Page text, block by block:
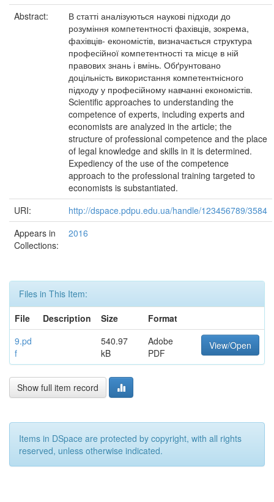
Abstract:
В статті аналізуються наукові підходи до
розуміння компетентності фахівців, зокрема,
фахівців- економістів, визначається структура
професійної компетентності та місце в ній
правових знань і вмінь. Обґрунтовано
доцільність використання компетентнісного
підходу у професійному навчанні економістів.
Scientific approaches to understanding the
competence of experts, including experts and
economists are analyzed in the article; the
structure of professional competence and the place
of legal knowledge and skills in it is determined.
Expediency of the use of the competence
approach to the professional training targeted to
economists is substantiated.
URI:
http://dspace.pdpu.edu.ua/handle/123456789/3584
Appears in
Collections:
2016
Files in This Item:
File
Description Size
Format
9.pd
f
540.97
kB
Adobe
PDF
View/Open
Show full item record
Items in DSpace are protected by copyright, with all rights
reserved, unless otherwise indicated.